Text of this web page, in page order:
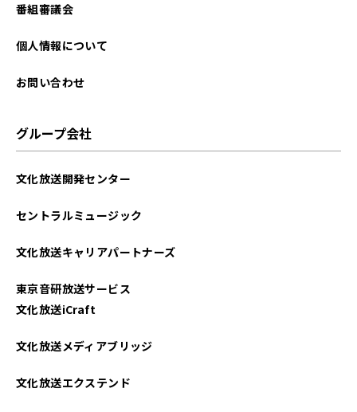
2021年05月
2021年02月
番組審議会
個人情報について
お問い合わせ
グループ会社
文化放送開発センター
セントラルミュージック
文化放送キャリアパートナーズ
東京音研放送サービス
文化放送iCraft
文化放送メディアブリッジ
文化放送エクステンド